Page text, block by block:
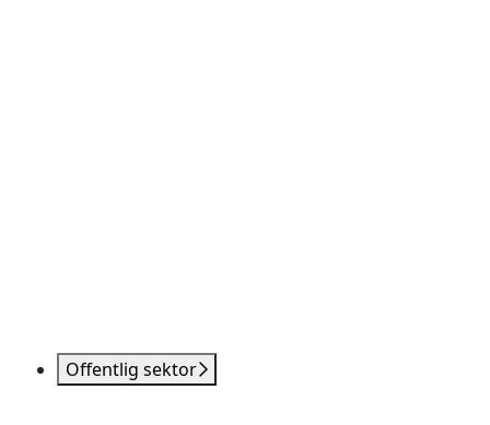
Offentlig sektor